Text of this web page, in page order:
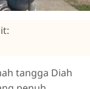
tangga Diah